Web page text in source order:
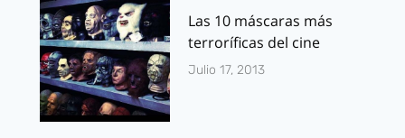
Las 10 máscaras más
terroríficas del cine
Julio 17, 2013